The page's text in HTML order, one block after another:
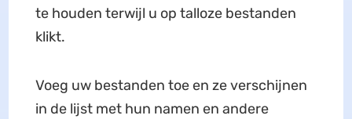
te houden terwijl u op talloze bestanden
klikt.
Voeg uw bestanden toe en ze verschijnen
in de lijst met hun namen en andere